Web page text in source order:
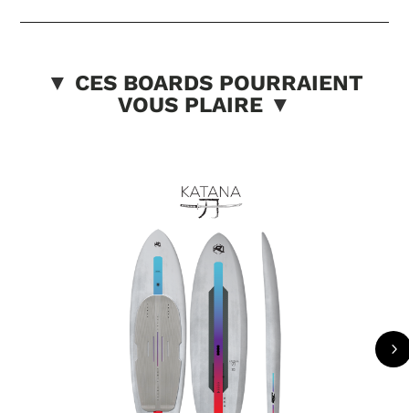
▼ CES BOARDS POURRAIENT
VOUS PLAIRE ▼
5